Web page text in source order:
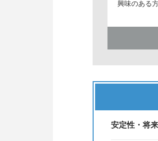
興味のある
安定性・将